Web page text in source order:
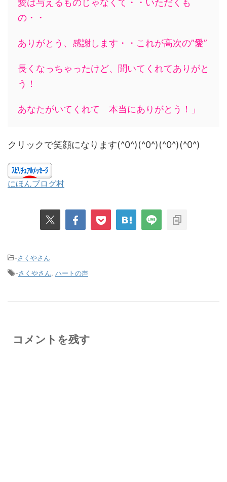
の・・
ありがとう、感謝します・・これが高次の”愛”
長くなっちゃったけど、聞いてくれてありがと
う！
あなたがいてくれて 本当にありがとう！」
クリックで笑顔になります(^0^)(^0^)(^0^)(^0^)
にほんブログ村
-さくやさん
-さくやさん ハートの声
コメントを残す